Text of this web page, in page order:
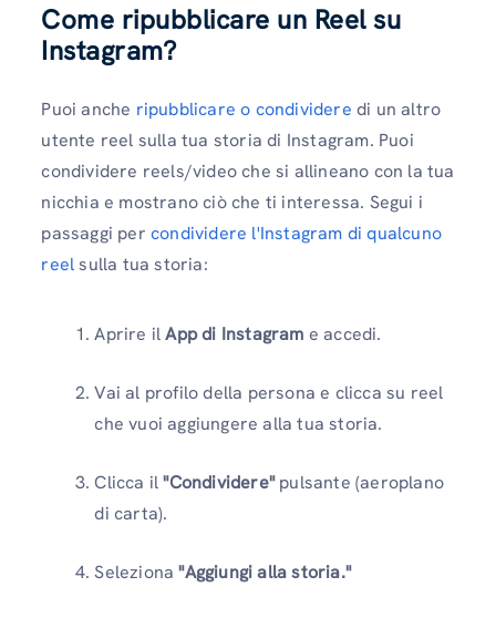
Come ripubblicare un Reel su
Instagram?
Puoi anche ripubblicare o condividere di un altro
utente reel sulla tua storia di Instagram. Puoi
condividere reels/video che si allineano con la tua
nicchia e mostrano ciò che ti interessa. Segui i
passaggi per condividere l'Instagram di qualcuno
reelsulla tua storia:
Aprire ilApp di Instagram e accedi.
Vai al profilo della persona e clicca su reel
che vuoi aggiungere alla tua storia.
Clicca il"Condividere"pulsante (aeroplano
di carta).
Seleziona"Aggiungi alla storia."